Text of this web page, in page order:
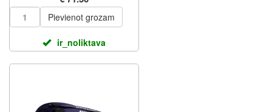
Pievienot grozam
ir_noliktava